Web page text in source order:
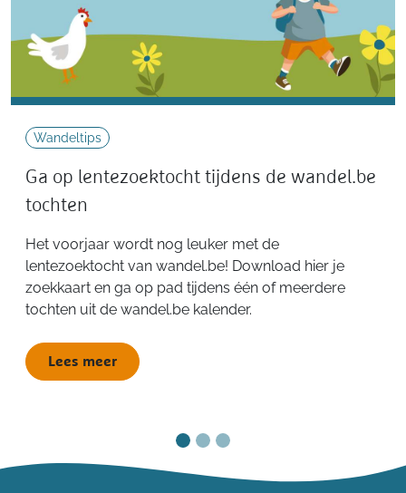
Wandeltips
Ga op lentezoektocht tijdens de wandel.be
tochten
Het voorjaar wordt nog leuker met de
lentezoektocht van wandel.be! Download hier je
zoekkaart en ga op pad tijdens één of meerdere
tochten uit de wandel.be kalender.
Lees meer